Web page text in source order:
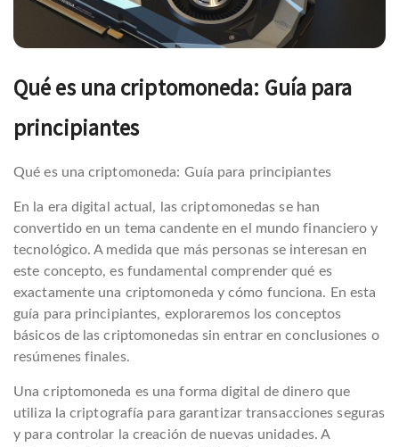
Qué es una criptomoneda: Guía para
principiantes
Qué es una criptomoneda: Guía para principiantes
En la era digital actual, las criptomonedas se han
convertido en un tema candente en el mundo financiero y
tecnológico. A medida que más personas se interesan en
este concepto, es fundamental comprender qué es
exactamente una criptomoneda y cómo funciona. En esta
guía para principiantes, exploraremos los conceptos
básicos de las criptomonedas sin entrar en conclusiones o
resúmenes finales.
Una criptomoneda es una forma digital de dinero que
utiliza la criptografía para garantizar transacciones seguras
y para controlar la creación de nuevas unidades. A